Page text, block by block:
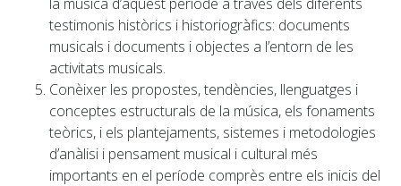
testimonis històrics i historiogràfics: documents
musicals i documents i objectes a l’entorn de les
activitats musicals.
Conèixer les propostes, tendències, llenguatges i
conceptes estructurals de la música, els fonaments
teòrics, i els plantejaments, sistemes i metodologies
d’anàlisi i pensament musical i cultural més
importants en el període comprès entre els inicis del